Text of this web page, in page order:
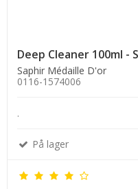
Deep Cleaner 100ml -
Saphir Médaille D'or
0116-1574006
.
På lager